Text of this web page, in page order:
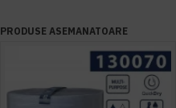
PRODUSE ASEMANATOARE